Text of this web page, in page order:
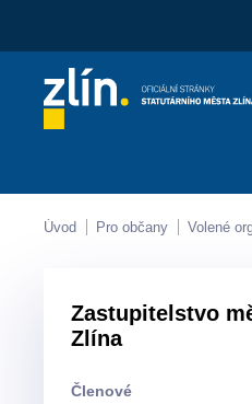
Kontakty
Úvod Pro občany Volené
Zastupitelstvo
Zlína
Členové